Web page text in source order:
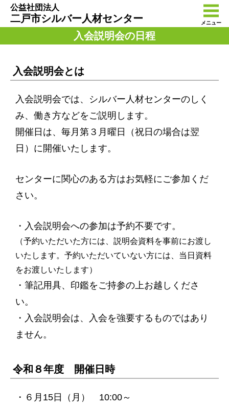
公益社団法人
二戸市シルバー人材センター メニュー
入会説明会の日程
入会説明会とは
入会説明会では、シルバー人材センターのしく
み、働き方などをご説明します。
開催日は、毎月第３月曜日（祝日の場合は翌
日）に開催いたします。
センターに関心のある方はお気軽にご参加くだ
さい。
・入会説明会への参加は予約不要です。
（予約いただいた方には、説明会資料を事前にお渡し
いたします。予約いただいていない方には、当日資料
をお渡しいたします）
・筆記用具、印鑑をご持参の上お越しくださ
い。
・入会説明会は、入会を強要するものではあり
ません。
令和８年度 開催日時
・６月15日（月） 10:00～